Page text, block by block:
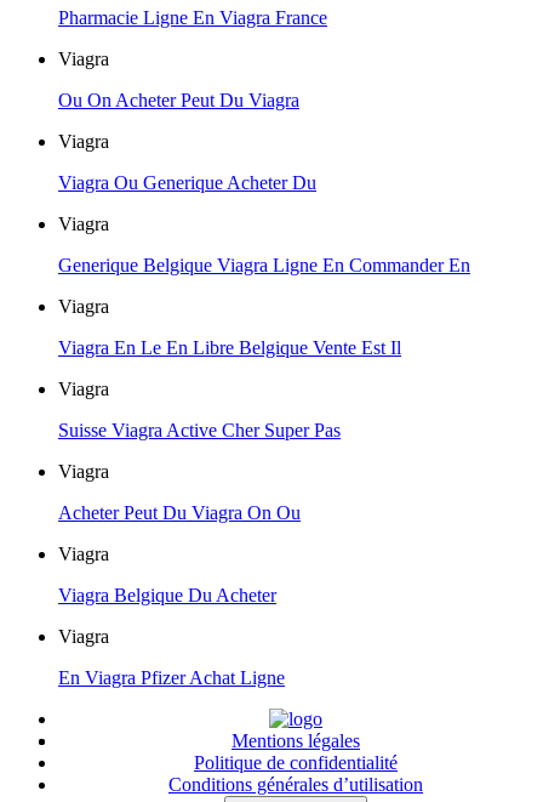
Pharmacie Ligne En Viagra France
Viagra
Ou On Acheter Peut Du Viagra
Viagra
Viagra Ou Generique Acheter Du
Viagra
Generique Belgique Viagra Ligne En Commander En
Viagra
Viagra En Le En Libre Belgique Vente Est Il
Viagra
Suisse Viagra Active Cher Super Pas
Viagra
Acheter Peut Du Viagra On Ou
Viagra
Viagra Belgique Du Acheter
Viagra
En Viagra Pfizer Achat Ligne
Mentions légales
Politique de confidentialité
Conditions générales d’utilisation